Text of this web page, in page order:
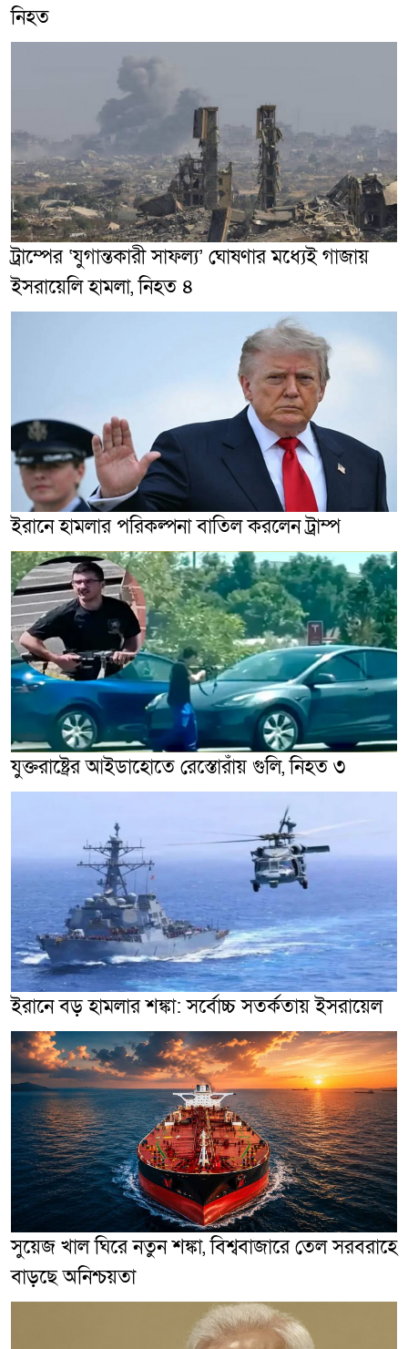
নিহত
ট্রাম্পের ‘যুগান্তকারী সাফল্য’ ঘোষণার মধ্যেই গাজায়
ইসরায়েলি হামলা, নিহত ৪
ইরানে হামলার পরিকল্পনা বাতিল করলেন ট্রাম্প
যুক্তরাষ্ট্রের আইডাহোতে রেস্তোরাঁয় গুলি, নিহত ৩
ইরানে বড় হামলার শঙ্কা: সর্বোচ্চ সতর্কতায় ইসরায়েল
সুয়েজ খাল ঘিরে নতুন শঙ্কা, বিশ্ববাজারে তেল সরবরাহে
বাড়ছে অনিশ্চয়তা